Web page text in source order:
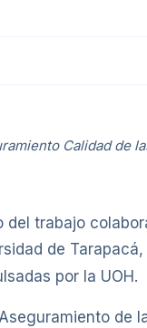
Calidad de
trabajo
de
por la UOH.
de